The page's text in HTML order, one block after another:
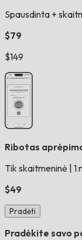
Spausdinta +
$79
$149
Ribotas
Tik skaitmeninė 1
$49
Pradėti
Pradėkite savo